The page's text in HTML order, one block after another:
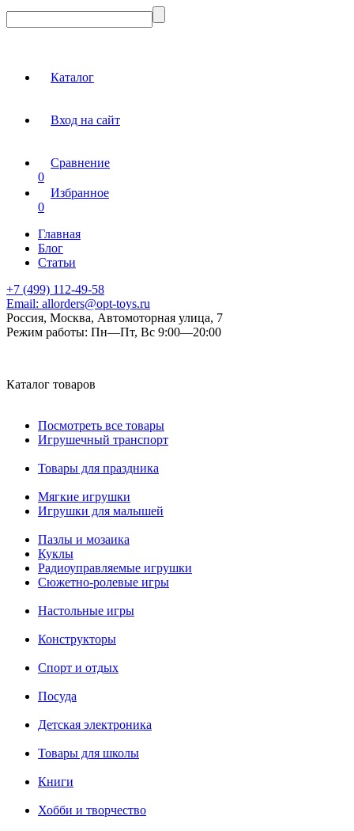
Каталог
Вход на сайт
Сравнение
0
Избранное
0
Главная
Блог
Статьи
+7 (499) 112-49-58
Email: allorders@opt-toys.ru
Россия, Москва, Автомоторная улица, 7
Режим работы: Пн—Пт, Вс 9:00—20:00
Каталог товаров
Посмотреть все товары
Игрушечный транспорт
Товары для праздника
Мягкие игрушки
Игрушки для малышей
Пазлы и мозаика
Куклы
Радиоуправляемые игрушки
Сюжетно-ролевые игры
Настольные игры
Конструкторы
Спорт и отдых
Посуда
Детская электроника
Товары для школы
Книги
Хобби и творчество